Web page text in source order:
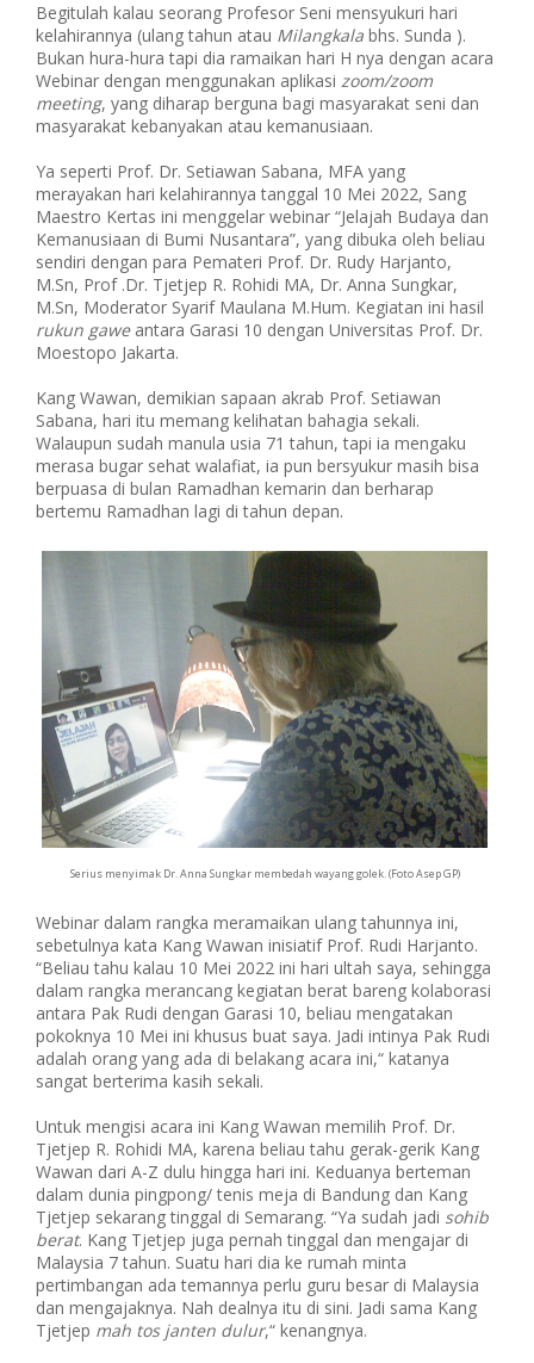
Begitulah kalau seorang Profesor Seni mensyukuri hari
kelahirannya (ulang tahun atau Milangkala bhs. Sunda ).
Bukan hura-hura tapi dia ramaikan hari H nya dengan acara
Webinar dengan menggunakan aplikasi zoom/zoom
meeting, yang diharap berguna bagi masyarakat seni dan
masyarakat kebanyakan atau kemanusiaan.
Ya seperti Prof. Dr. Setiawan Sabana, MFA yang
merayakan hari kelahirannya tanggal 10 Mei 2022, Sang
Maestro Kertas ini menggelar webinar “Jelajah Budaya dan
Kemanusiaan di Bumi Nusantara”, yang dibuka oleh beliau
sendiri dengan para Pemateri Prof. Dr. Rudy Harjanto,
M.Sn, Prof .Dr. Tjetjep R. Rohidi MA, Dr. Anna Sungkar,
M.Sn, Moderator Syarif Maulana M.Hum. Kegiatan ini hasil
rukun gaweantara Garasi 10 dengan Universitas Prof. Dr.
Moestopo Jakarta.
Kang Wawan, demikian sapaan akrab Prof. Setiawan
Sabana, hari itu memang kelihatan bahagia sekali.
Walaupun sudah manula usia 71 tahun, tapi ia mengaku
merasa bugar sehat walafiat, ia pun bersyukur masih bisa
berpuasa di bulan Ramadhan kemarin dan berharap
bertemu Ramadhan lagi di tahun depan.
Serius menyimak Dr. Anna Sungkar membedah wayang golek. (Foto Asep GP)
Webinar dalam rangka meramaikan ulang tahunnya ini,
sebetulnya kata Kang Wawan inisiatif Prof. Rudi Harjanto.
“Beliau tahu kalau 10 Mei 2022 ini hari ultah saya, sehingga
dalam rangka merancang kegiatan berat bareng kolaborasi
antara Pak Rudi dengan Garasi 10, beliau mengatakan
pokoknya 10 Mei ini khusus buat saya. Jadi intinya Pak Rudi
adalah orang yang ada di belakang acara ini,“ katanya
sangat berterima kasih sekali.
Untuk mengisi acara ini Kang Wawan memilih Prof. Dr.
Tjetjep R. Rohidi MA, karena beliau tahu gerak-gerik Kang
Wawan dari A-Z dulu hingga hari ini. Keduanya berteman
dalam dunia pingpong/ tenis meja di Bandung dan Kang
Tjetjep sekarang tinggal di Semarang. “Ya sudah jadi sohib
berat. Kang Tjetjep juga pernah tinggal dan mengajar di
Malaysia 7 tahun. Suatu hari dia ke rumah minta
pertimbangan ada temannya perlu guru besar di Malaysia
dan mengajaknya. Nah dealnya itu di sini. Jadi sama Kang
Tjetjep mah tos janten dulur,“ kenangnya.